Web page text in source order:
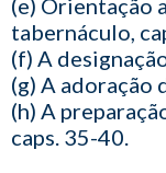
(e) Orientação
tabernáculo,
(f) A
(g) A adoração
(h) A
caps. 35-40.